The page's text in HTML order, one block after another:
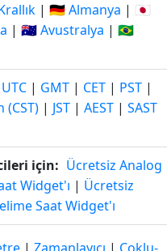
| 🇩🇪 Almanya | 🇯🇵
| 🇦🇺 Avustralya | 🇧🇷
UTC | GMT | CET | PST |
(CST) | JST | AEST | SAST
için: Ücretsiz Analog
Widget'ı | Ücretsiz
Saat Widget'ı